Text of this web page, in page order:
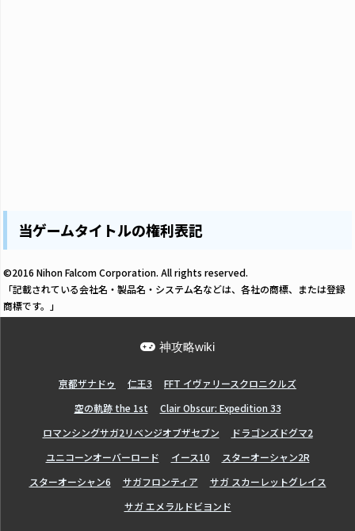
当ゲームタイトルの権利表記
©2016 Nihon Falcom Corporation. All rights reserved.
「記載されている会社名・製品名・システム名などは、各社の商標、または登録
商標です。」
神攻略wiki
亰都ザナドゥ 仁王3
FFT イヴァリースクロニクルズ
空の軌跡 the 1st
Clair Obscur: Expedition 33
ロマンシングサガ2リベンジオブザセブン
ドラゴンズドグマ2
ユニコーンオーバーロード
イース10
スターオーシャン2R
スターオーシャン6
サガフロンティア
サガ スカーレットグレイス
サガ エメラルドビヨンド